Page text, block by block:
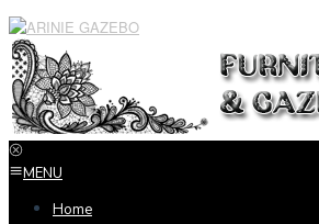
Loncat
ke
konten
MENU
Home